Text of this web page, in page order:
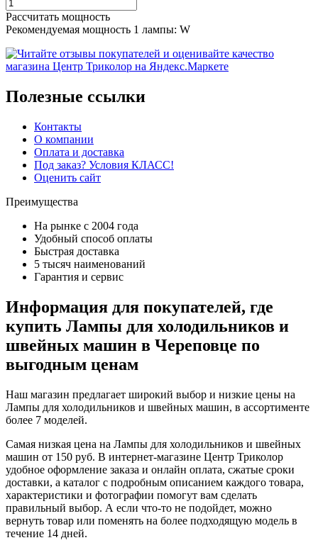
Рассчитать мощность
Рекомендуемая мощность 1 лампы: W
Полезные ссылки
Контакты
О компании
Оплата и доставка
Под заказ? Условия КЛАСС!
Оценить сайт
Преимущества
На рынке с 2004 года
Удобный способ оплаты
Быстрая доставка
5 тысяч наименований
Гарантия и сервис
Информация для покупателей, где
купить Лампы для холодильников и
швейных машин в Череповце по
выгодным ценам
Наш магазин предлагает широкий выбор и низкие цены на
Лампы для холодильников и швейных машин, в ассортименте
более 7 моделей.
Самая низкая цена на Лампы для холодильников и швейных
машин от 150 руб. В интернет-магазине Центр Триколор
удобное оформление заказа и онлайн оплата, сжатые сроки
доставки, а каталог с подробным описанием каждого товара,
характеристики и фотографии помогут вам сделать
правильный выбор. А если что-то не подойдет, можно
вернуть товар или поменять на более подходящую модель в
течение 14 дней.